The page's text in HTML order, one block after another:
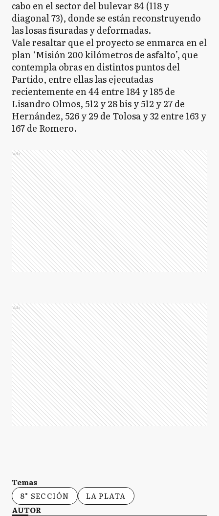
cabo en el sector del bulevar 84 (118 y
diagonal 73), donde se están reconstruyendo
las losas fisuradas y deformadas.
Vale resaltar que el proyecto se enmarca en el
plan ‘Misión 200 kilómetros de asfalto’, que
contempla obras en distintos puntos del
Partido, entre ellas las ejecutadas
recientemente en 44 entre 184 y 185 de
Lisandro Olmos, 512 y 28 bis y 512 y 27 de
Hernández, 526 y 29 de Tolosa y 32 entre 163 y
167 de Romero.
Ads
Ads
Temas
8° SECCIÓN
LA PLATA
AUTOR